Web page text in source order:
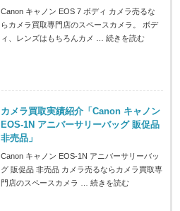
Canon キャノン EOS 7 ボディ カメラ売るな
らカメラ買取専門店のスペースカメラ。 ボデ
ィ、レンズはもちろんカメ …続きを読む
カメラ買取実績紹介「Canon キャノン
EOS-1N アニバーサリーバッグ 販促品
非売品」
Canon キャノン EOS-1N アニバーサリーバッ
グ 販促品 非売品 カメラ売るならカメラ買取専
門店のスペースカメラ …続きを読む